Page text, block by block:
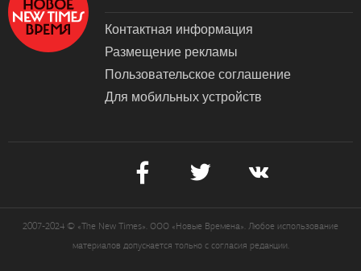
Контактная информация
Размещение рекламы
Пользовательское соглашение
Для мобильных устройств
2007-2024 © «The New Times». ООО «Новые Времена». Любое использование
материалов допускается только с согласия редакции.